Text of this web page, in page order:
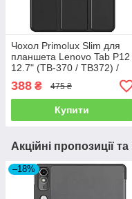
Чохол Primolux Slim для
планшета Lenovo Tab P12
12.7" (TB-370 / TB372) /
Xiaoxin Pad Pro 12.7"
(TB371) - Black
388 ₴ 475 ₴
Купити
Акційні пропозиції
–18%